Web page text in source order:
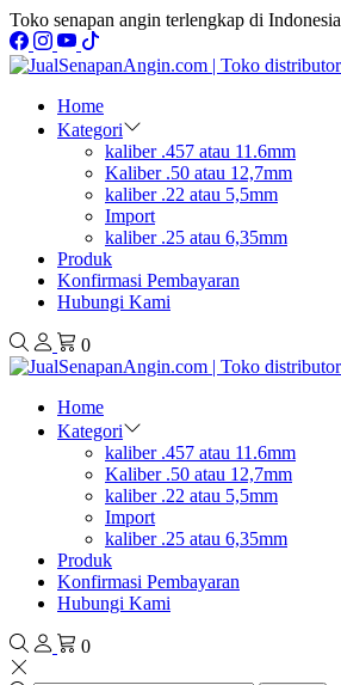
Toko senapan angin terlengkap di Indonesia
Home
Kategori
kaliber .457 atau 11.6mm
Kaliber .50 atau 12,7mm
kaliber .22 atau 5,5mm
Import
kaliber .25 atau 6,35mm
Produk
Konfirmasi Pembayaran
Hubungi Kami
0
Home
Kategori
kaliber .457 atau 11.6mm
Kaliber .50 atau 12,7mm
kaliber .22 atau 5,5mm
Import
kaliber .25 atau 6,35mm
Produk
Konfirmasi Pembayaran
Hubungi Kami
0